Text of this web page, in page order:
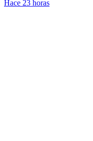
Hace 23 horas